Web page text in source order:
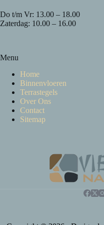
Do t/m Vr: 13.00 – 18.00
Zaterdag: 10.00 – 16.00
Menu
Home
Binnenvloeren
Terrastegels
Over Ons
Contact
Sitemap